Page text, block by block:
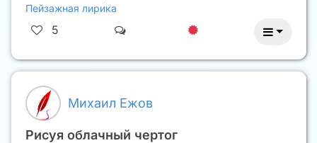
Пейзажная лирика
5
Михаил Ежов
Рисуя облачный чертог